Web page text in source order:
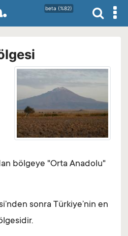
beta (%82)
bölgeye "Orta Anadolu"
sonra Türkiye’nin en